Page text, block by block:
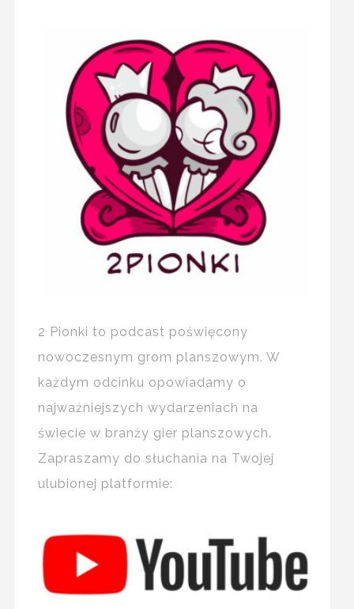
2 Pionki to podcast poświęcony
nowoczesnym grom planszowym. W
każdym odcinku opowiadamy o
najważniejszych wydarzeniach na
świecie w branży gier planszowych.
Zapraszamy do słuchania na Twojej
ulubionej platformie: